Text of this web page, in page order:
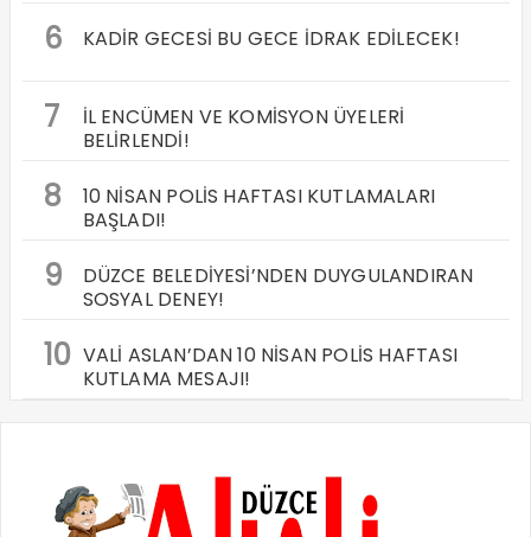
6 KADİR GECESİ BU GECE İDRAK EDİLECEK!
7
İL ENCÜMEN VE KOMİSYON ÜYELERİ
BELİRLENDİ!
8
10 NİSAN POLİS HAFTASI KUTLAMALARI
BAŞLADI!
9
DÜZCE BELEDİYESİ’NDEN DUYGULANDIRAN
SOSYAL DENEY!
10 VALİ ASLAN’DAN 10 NİSAN POLİS HAFTASI
KUTLAMA MESAJI!